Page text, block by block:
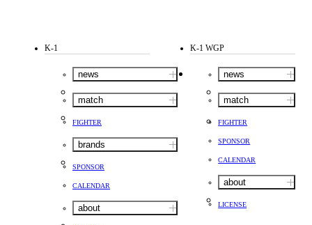
K-1
news
match
FIGHTER
brands
SPONSOR
CALENDAR
about
K-1 WGP
news
match
FIGHTER
SPONSOR
CALENDAR
about
LICENSE